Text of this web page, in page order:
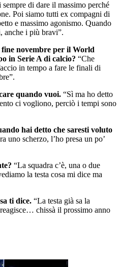
di dare il massimo perché
Poi siamo tutti ex compagni di
e massimo agonismo. Quando
anche i più bravi”.
novembre per il World
in Serie A di calcio? “Che
in tempo a fare le finali di
quando vuoi. “Sì ma ho detto
ci vogliono, perciò i tempi sono
hai detto che saresti voluto
uno scherzo, l’ho presa un po’
“La squadra c’è, una o due
la testa cosa mi dice ma
ti dice. “La testa già sa la
chissà il prossimo anno